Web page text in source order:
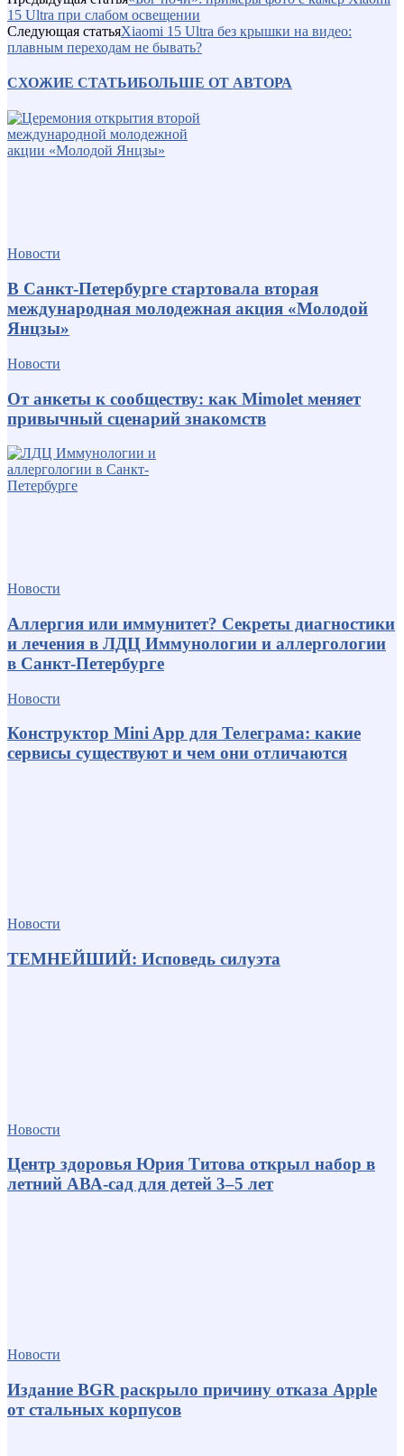
15 Ultra при слабом освещении
Следующая статьяXiaomi 15 Ultra без крышки на видео:
плавным переходам не бывать?
СХОЖИЕ СТАТЬИБОЛЬШЕ ОТ АВТОРА
Новости
В Санкт-Петербурге стартовала вторая
международная молодежная акция «Молодой
Янцзы»
Новости
От анкеты к сообществу: как Mimolet меняет
привычный сценарий знакомств
Новости
Аллергия или иммунитет? Секреты диагностики
и лечения в ЛДЦ Иммунологии и аллергологии
в Санкт-Петербурге
Новости
Конструктор Mini App для Телеграма: какие
сервисы существуют и чем они отличаются
Новости
ТЕМНЕЙШИЙ: Исповедь силуэта
Новости
Центр здоровья Юрия Титова открыл набор в
летний АВА-сад для детей 3–5 лет
Новости
Издание BGR раскрыло причину отказа Apple
от стальных корпусов